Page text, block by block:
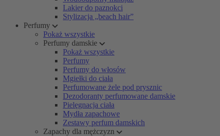
Lakier do paznokci
Stylizacja „beach hair”
Perfumy
Pokaż wszystkie
Perfumy damskie
Pokaż wszystkie
Perfumy
Perfumy do włosów
Mgiełki do ciała
Perfumowane żele pod prysznic
Dezodoranty perfumowane damskie
Pielęgnacja ciała
Mydła zapachowe
Zestawy perfum damskich
Zapachy dla mężczyzn